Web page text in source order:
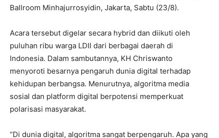
Ballroom Minhajurrosyidin, Jakarta, Sabtu (23/8).
Acara tersebut digelar secara hybrid dan diikuti oleh
puluhan ribu warga LDII dari berbagai daerah di
Indonesia. Dalam sambutannya, KH Chriswanto
menyoroti besarnya pengaruh dunia digital terhadap
kehidupan berbangsa. Menurutnya, algoritma media
sosial dan platform digital berpotensi memperkuat
polarisasi masyarakat.
“Di dunia digital, algoritma sangat berpengaruh. Apa yang